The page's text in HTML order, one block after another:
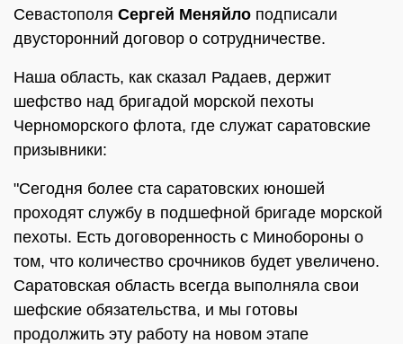
Севастополя Сергей Меняйло подписали
двусторонний договор о сотрудничестве.
Наша область, как сказал Радаев, держит
шефство над бригадой морской пехоты
Черноморского флота, где служат саратовские
призывники:
"Сегодня более ста саратовских юношей
проходят службу в подшефной бригаде морской
пехоты. Есть договоренность с Минобороны о
том, что количество срочников будет увеличено.
Саратовская область всегда выполняла свои
шефские обязательства, и мы готовы
продолжить эту работу на новом этапе